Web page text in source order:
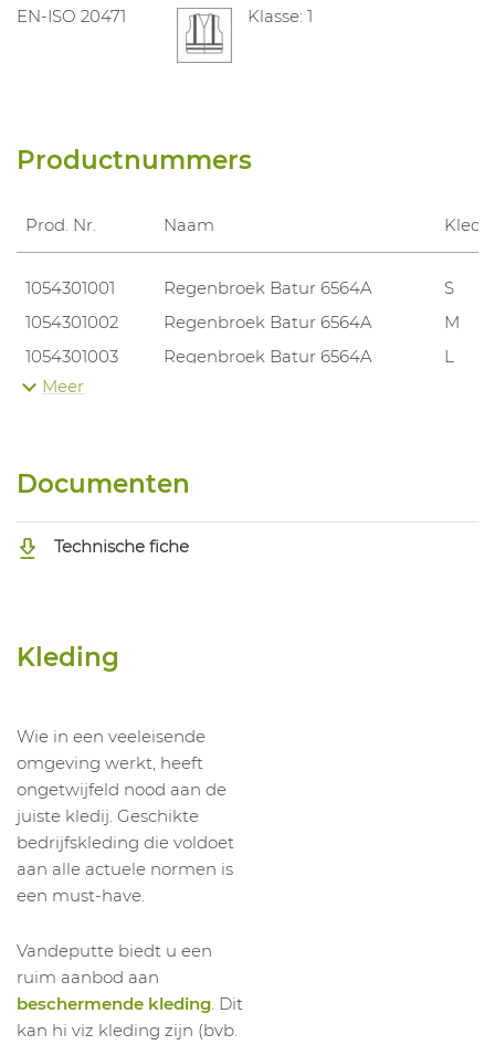
EN-ISO 20471 Klasse: 1
Productnummers
Prod. Nr. Naam
1054301001 Regenbroek Batur 6564A
S
1054301002
Regenbroek Batur 6564A
M
1054301003
Regenbroek Batur 6564A
L
1054301004
Meer
Documenten
Technische fiche
Kleding
Wie in een veeleisende
omgeving werkt, heeft
ongetwijfeld nood aan de
juiste kledij. Geschikte
bedrijfskleding die voldoet
aan alle actuele normen is
een must-have.
Vandeputte biedt u een
ruim aanbod aan
beschermende kleding. Dit
kan hi viz kleding zijn (bvb.